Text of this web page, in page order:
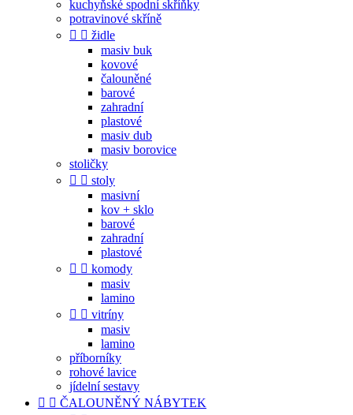
kuchyňské spodní skříňky
potravinové skříně
  židle
masiv buk
kovové
čalouněné
barové
zahradní
plastové
masiv dub
masiv borovice
stoličky
  stoly
masivní
kov + sklo
barové
zahradní
plastové
  komody
masiv
lamino
  vitríny
masiv
lamino
příborníky
rohové lavice
jídelní sestavy
  ČALOUNĚNÝ NÁBYTEK